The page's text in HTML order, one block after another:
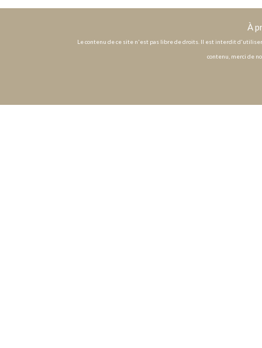
À
Le contenu de ce site n'est pas libre de droits. Il est interdit
contenu, merci de